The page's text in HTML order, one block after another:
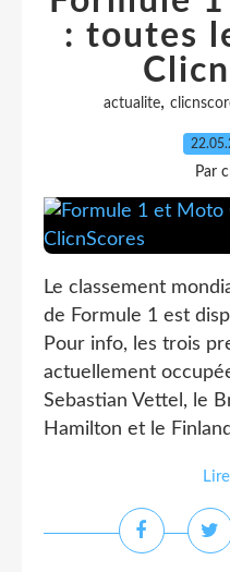
: toutes
actualite,
Par
Le classement
de Formule 1 est
Pour info, les trois
actuellement
Sebastian Vettel, le
Hamilton et le